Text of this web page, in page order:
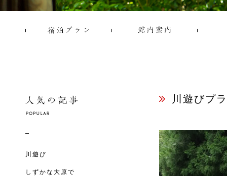
川遊び
しずかな大原で
川遊びプ